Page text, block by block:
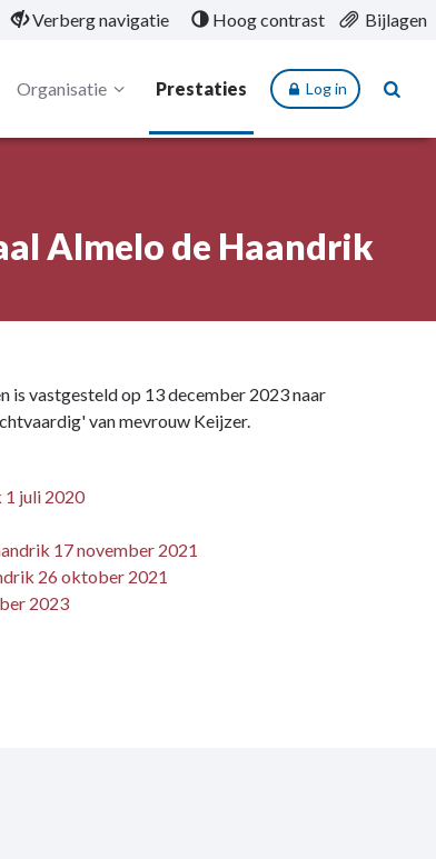
Verberg navigatie Hoog contrast Bijlagen
Organisatie Prestaties Log in
Almelo de Haandrik
is vastgesteld op 13 december 2023 naar
van mevrouw Keijzer.
1 juli 2020
17 november 2021
26 oktober 2021
2023